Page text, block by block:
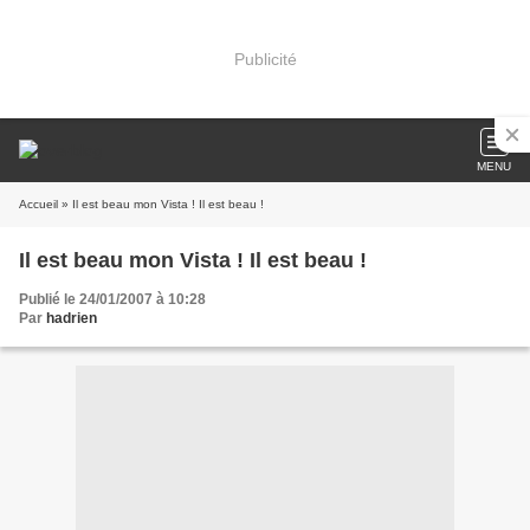
Publicité
MENU
Accueil » Il est beau mon Vista ! Il est beau !
Il est beau mon Vista ! Il est beau !
Publié le 24/01/2007 à 10:28
Par hadrien